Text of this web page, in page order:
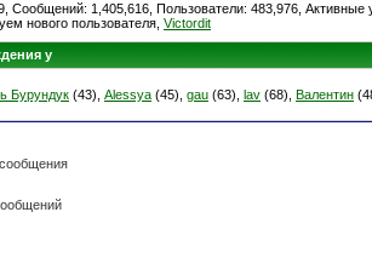
Сообщений: 1,405,616, Пользователи: 483,976, Активные
нового пользователя, Victordit
у
Бурундук (43), Alessya (45), gau (63), lav (68), Валентин